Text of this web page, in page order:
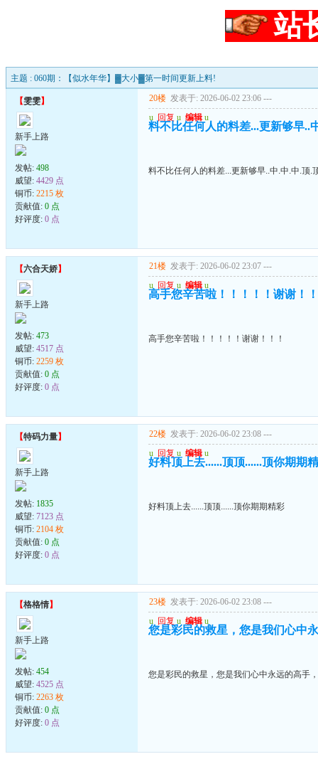
站
主题 : 060期：【似水年华】▓大小▓第一时间更新上料!
【雯雯】
新手上路
发帖: 498
威望: 4429 点
铜币: 2215 枚
贡献值: 0 点
好评度: 0 点
20楼 发表于: 2026-06-02 23:06 ---
u 回复 u 编辑 u
料不比任何人的料差...更新够早..
料不比任何人的料差...更新够早..中.中.中.顶.
【六合天娇】
新手上路
发帖: 473
威望: 4517 点
铜币: 2259 枚
贡献值: 0 点
好评度: 0 点
21楼 发表于: 2026-06-02 23:07 ---
u 回复 u 编辑 u
高手您辛苦啦！！！！！谢谢！
高手您辛苦啦！！！！！谢谢！！！
【特码力量】
新手上路
发帖: 1835
威望: 7123 点
铜币: 2104 枚
贡献值: 0 点
好评度: 0 点
22楼 发表于: 2026-06-02 23:08 ---
u 回复 u 编辑 u
好料顶上去......顶顶......顶你期期
好料顶上去......顶顶......顶你期期精彩
【格格情】
新手上路
发帖: 454
威望: 4525 点
铜币: 2263 枚
贡献值: 0 点
好评度: 0 点
23楼 发表于: 2026-06-02 23:08 ---
u 回复 u 编辑 u
您是彩民的救星，您是我们心中
您是彩民的救星，您是我们心中永远的高手